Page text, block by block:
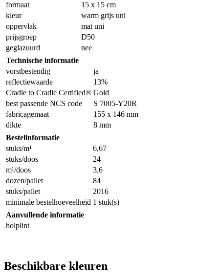
formaat
15 x 15 cm
kleur
warm grijs uni
oppervlak
mat uni
prijsgroep
D50
geglazuurd
nee
Technische informatie
vorstbestendig
ja
reflectiewaarde
13%
Cradle to Cradle Certified® Gold
best passende NCS code
S 7005-Y20R
fabricagemaat
155 x 146 mm
dikte
8 mm
Bestelinformatie
stuks/m¹
6,67
stuks/doos
24
m¹/doos
3,6
dozen/pallet
84
stuks/pallet
2016
minimale bestelhoeveelheid 1 stuk(s)
Aanvullende informatie
holplint
Beschikbare kleuren